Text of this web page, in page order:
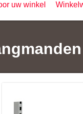
uw winkel